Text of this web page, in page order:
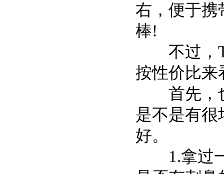
右，便于携
棒!
不过，
按性价比来
首先，也
是不是有很
好。
1.拿过一